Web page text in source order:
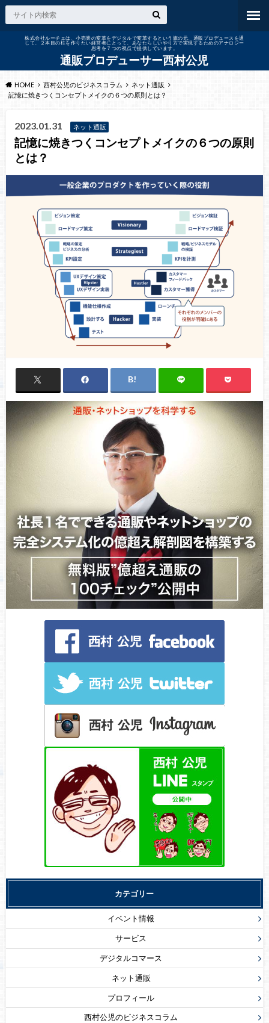
株式会社ルーチェは、小売業の変革をデジタルで変革するという旗の元、通販プロデュースを通
じて、２本目の柱を作りたい経営者にとって、あなたらしいやり方で実現するためのアナロジー
思考を７つの視点で提供しています。
通販プロデューサー西村公児
HOME 西村公児のビジネスコラム
ネット通販
記憶に焼きつくコンセプトメイクの６つの原則とは？
2023.01.31 ネット通販
記憶に焼きつくコンセプトメイクの６つの原則
とは？
カテゴリー
イベント情報
サービス
デジタルコマース
ネット通販
プロフィール
西村公児のビジネスコラム